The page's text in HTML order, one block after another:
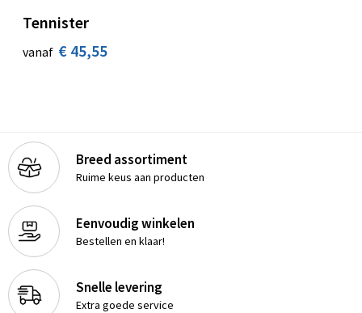
Tennister
vanaf € 45,55
Breed assortiment
Ruime keus aan producten
Eenvoudig winkelen
Bestellen en klaar!
Snelle levering
Extra goede service